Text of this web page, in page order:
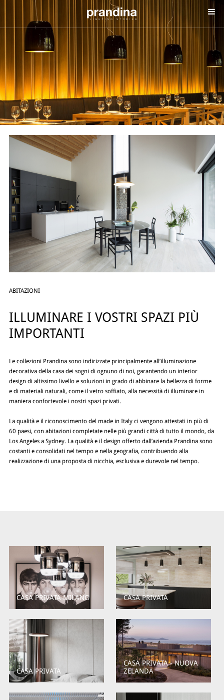
ABITAZIONI
ILLUMINARE I VOSTRI SPAZI PIÙ
IMPORTANTI
Le collezioni Prandina sono indirizzate principalmente all’illuminazione
decorativa della casa dei sogni di ognuno di noi, garantendo un interior
design di altissimo livello e soluzioni in grado di abbinare la bellezza di forme
e di materiali naturali, come il vetro soffiato, alla necessità di illuminare in
maniera confortevole i nostri spazi privati.
La qualità e il riconoscimento del made in Italy ci vengono attestati in più di
60 paesi, con abitazioni completate nelle più grandi città di tutto il mondo, da
Los Angeles a Sydney. La qualità e il design offerto dall’azienda Prandina sono
costanti e consolidati nel tempo e nella geografia, contribuendo alla
realizzazione di una proposta di nicchia, esclusiva e durevole nel tempo.
CASA PRIVATA MILANO CASA PRIVATA
CASA PRIVATA
CASA PRIVATA - NUOVA
ZELANDA